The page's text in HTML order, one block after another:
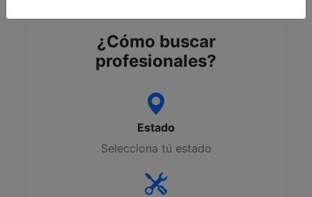
¿Cómo buscar
profesionales?
Estado
Selecciona tú estado